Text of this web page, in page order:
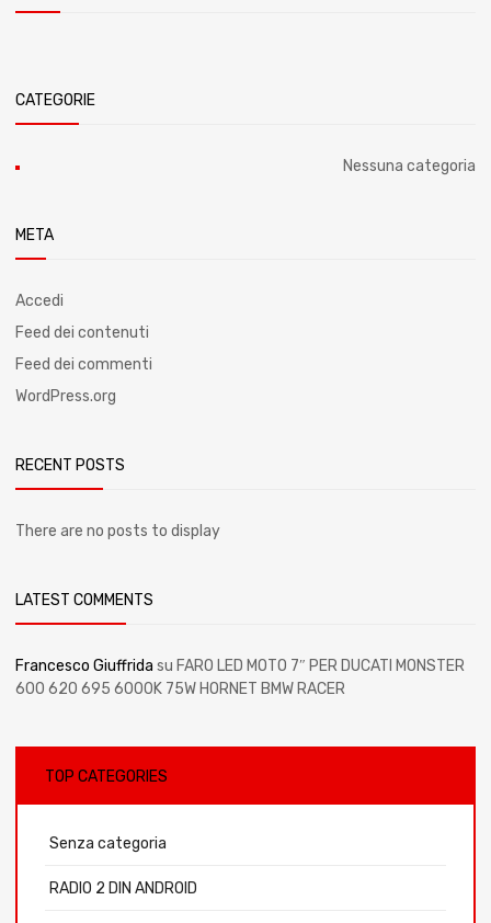
CATEGORIE
Nessuna categoria
META
Accedi
Feed dei contenuti
Feed dei commenti
WordPress.org
RECENT POSTS
There are no posts to display
LATEST COMMENTS
Francesco Giuffrida su FARO LED MOTO 7″ PER DUCATI MONSTER
600 620 695 6000K 75W HORNET BMW RACER
TOP CATEGORIES
Senza categoria
RADIO 2 DIN ANDROID